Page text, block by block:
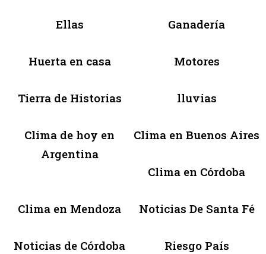
Ellas Ganadería
Huerta en casa Motores
Tierra de Historias lluvias
Clima de hoy en
Argentina
Clima en Buenos Aires
Clima en Córdoba
Clima en Mendoza Noticias De Santa Fé
Noticias de Córdoba Riesgo País